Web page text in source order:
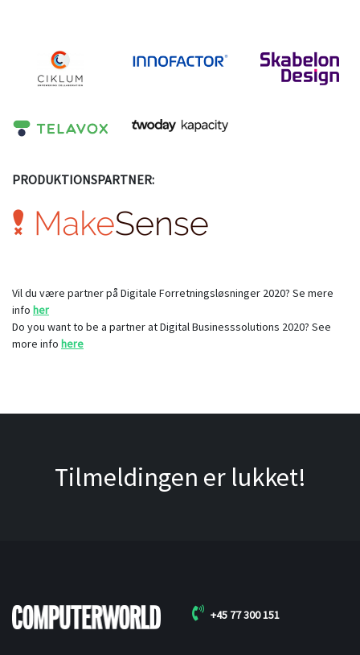
PRODUKTIONSPARTNER:
Vil du være partner på Digitale Forretningsløsninger 2020? Se mere
info her
Do you want to be a partner at Digital Businesssolutions 2020? See
more info here
Tilmeldingen er lukket!
+45 77 300 151